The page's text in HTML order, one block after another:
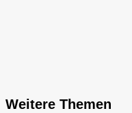
Weitere Themen